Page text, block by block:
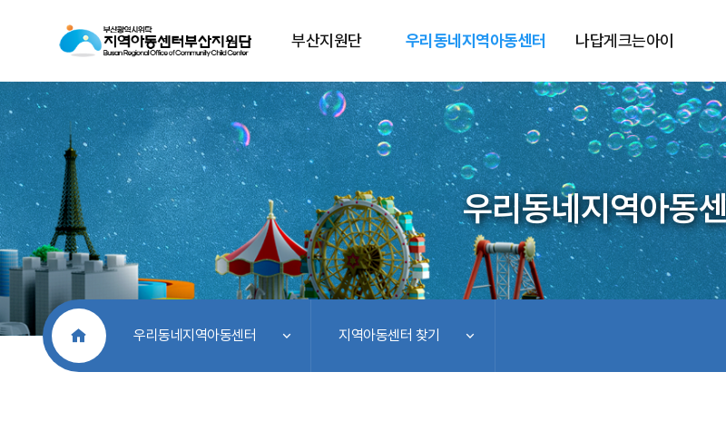
부산지원단 우리동네지역아동센터 나답게크는아이
우리동네지역아동
처음으로우리동네지역아동센터 지역아동센터 찾기